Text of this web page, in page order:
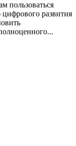
пользоваться
развития